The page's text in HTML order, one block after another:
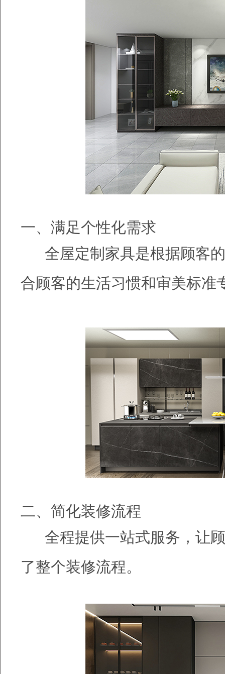
一、满足个性化需求
全屋定制家具是根据顾客的
合顾客的生活习惯和审美标准
二、简化装修流程
全程提供一站式服务，让顾
了整个装修流程。